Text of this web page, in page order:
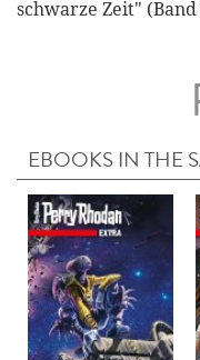
schwarze Zeit" (Band
EBOOKS IN THE